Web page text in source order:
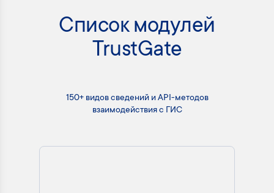
Список модулей
TrustGate
150+ видов сведений и API-методов
взаимодействия с ГИС